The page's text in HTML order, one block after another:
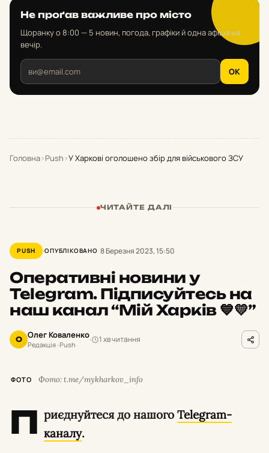
Не проґав важливе про місто
Щоранку о 8:00 — 5 новин, погода, графіки й одна афіша на
вечір.
OK
Головна›Push ›У Харкові оголошено збір для військового ЗСУ
ЧИТАЙТЕ ДАЛІ
PUSH ОПУБЛІКОВАНО 8 Березня 2023, 15:50
Оперативні новини у
Telegram. Підписуйтесь на
наш канал “Мій Харків 💙💛”
О Олег Коваленко
Редакція · Push
1 хв читання
ФОТО Фото: t.me/mykharkov_info
П риєднуйтеся до нашогоTelegram-
каналу.